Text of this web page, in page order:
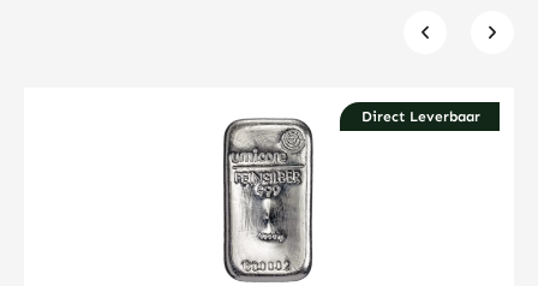
Direct Leverbaar
Klik hier